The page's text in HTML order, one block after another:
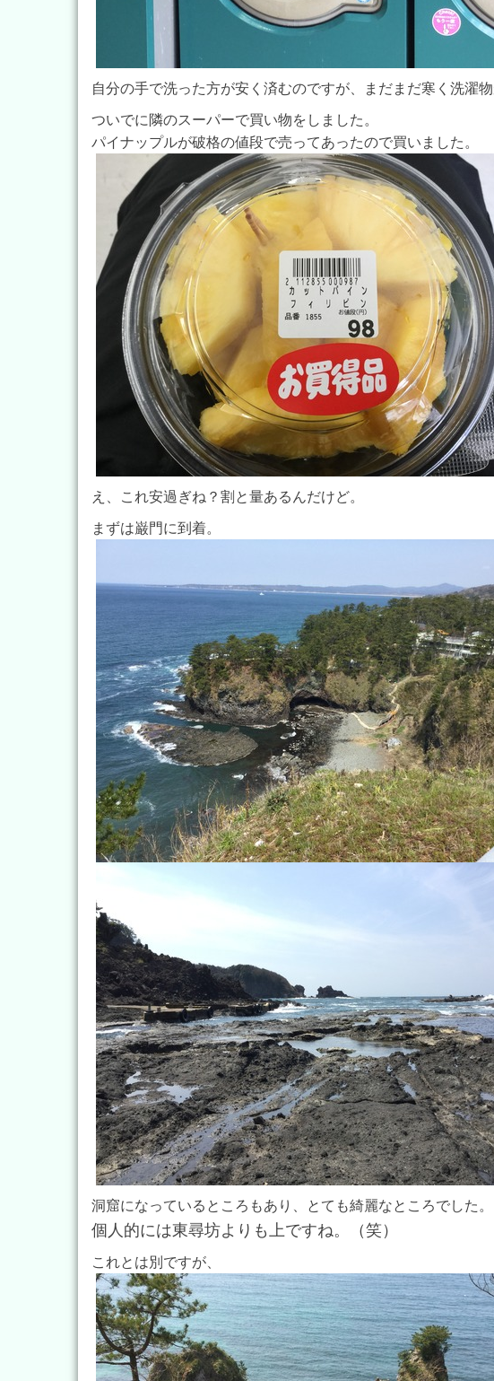
自分の手で洗った方が安く済むのですが、まだまだ寒く洗濯
ついでに隣のスーパーで買い物をしました。
パイナップルが破格の値段で売ってあったので買いました。
え、これ安過ぎね？割と量あるんだけど。
まずは巌門に到着。
洞窟になっているところもあり、とても綺麗なところでした。
個人的には東尋坊よりも上ですね。（笑）
これとは別ですが、